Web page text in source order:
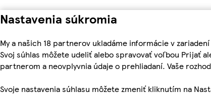
Nastavenia súkromia
My a našich 18 partnerov ukladáme informácie v
Svoj súhlas môžete udeliť alebo spravovať voľbou Prijať
partnerom a neovplyvnia údaje o prehliadaní. Vaše
Svoje nastavenia súhlasu môžete zmeniť kliknutím na